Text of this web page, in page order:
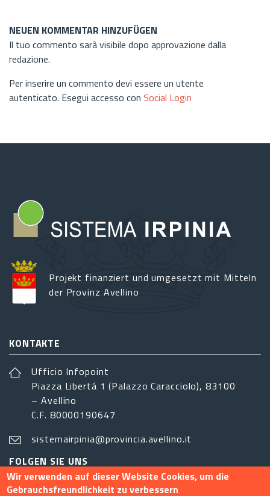
NEUEN KOMMENTAR HINZUFÜGEN
Il tuo commento sarà visibile dopo approvazione dalla
redazione.
Per inserire un commento devi essere un utente
autenticato. Esegui accesso con Social Login
Projekt finanziert und umgesetzt mit Mitteln
der Provinz Avellino
KONTAKTE
Ufficio Infopoint
Piazza Libertá 1 (Palazzo Caracciolo), 83100
– Avellino
C.F. 80000190647
sistemairpinia@provincia.avellino.it
FOLGEN SIE UNS
Wir verwenden auf dieser Website Cookies, um die
Gebrauchsfreundlichkeit zu verbessern